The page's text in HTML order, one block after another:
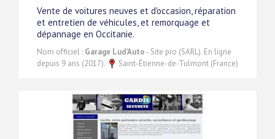
Vente de voitures neuves et d'occasion, réparation
et entretien de véhicules, et remorquage et
dépannage en Occitanie.
Nom officiel : Garage Lud'Auto - Site pro (SARL). En ligne
depuis 9 ans (2017).
Saint-Étienne-de-Tulmont (France)